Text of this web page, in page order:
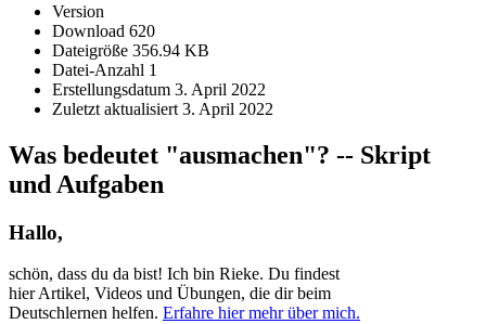
Version
Download 620
Dateigröße 356.94 KB
Datei-Anzahl 1
Erstellungsdatum 3. April 2022
Zuletzt aktualisiert 3. April 2022
Was bedeutet "ausmachen"? -- Skript
und Aufgaben
Hallo,
schön, dass du da bist! Ich bin Rieke. Du findest
hier Artikel, Videos und Übungen, die dir beim
Deutschlernen helfen. Erfahre hier mehr über mich.